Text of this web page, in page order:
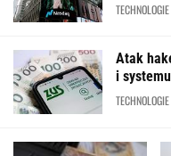
TECHNOLOGIE
Atak
i
TECHNOLOGIE